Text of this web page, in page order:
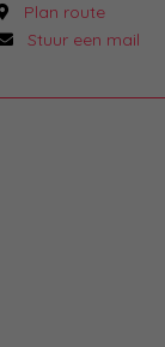
Plan route
Stuur een mail